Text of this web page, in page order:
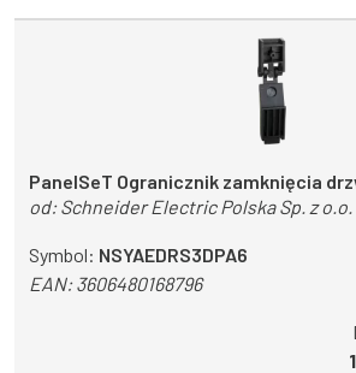
PanelSeT Ogranicznik zamknięcia
od:Schneider Electric Polska Sp. z o.o.
Symbol: NSYAEDRS3DPA6
EAN:3606480168796